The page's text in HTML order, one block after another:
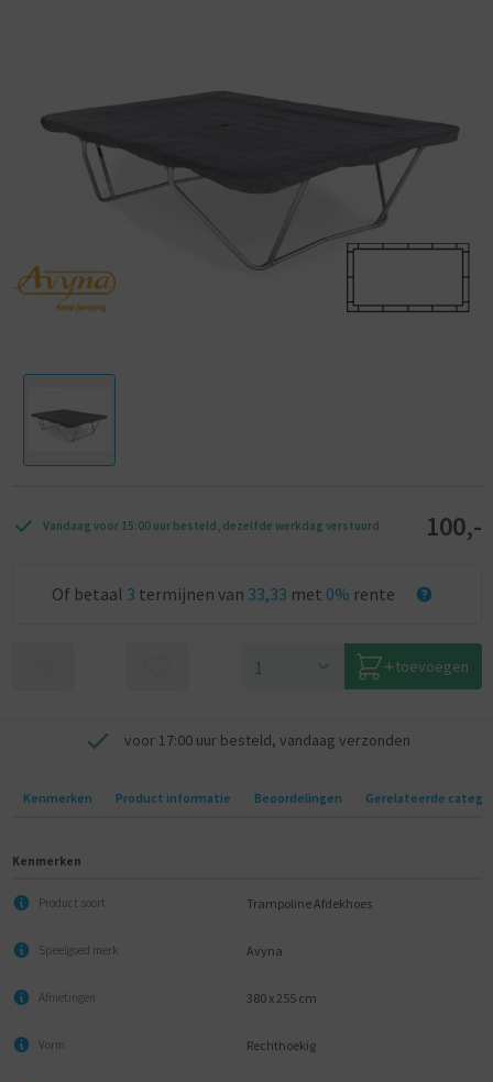
Vandaag voor 15:00 uur besteld, dezelfde werkdag verstuurd 100,-
Of betaal 3 termijnen van 33,33 met 0% rente
toevoegen
voor 17:00 uur besteld, vandaag verzonden
Kenmerken Product informatie Beoordelingen Gerelateerde
Kenmerken
Product soort Trampoline Afdekhoes
Speelgoed merk Avyna
Afmetingen 380 x 255 cm
Vorm Rechthoekig